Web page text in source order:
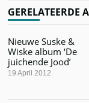
GERELATEERDE
Nieuwe Suske &
Wiske album ‘De
juichende Jood’
19 April 2012